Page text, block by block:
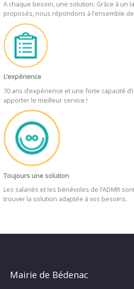
A chaque besoin, une solution. Grâce à un
proposés, nous répondons à l’ensemble
L’expérience
70 ans d’expérience et une forte capacité
apporter le meilleur service !
Toujours une solution
Les salariés et les bénévoles de l’ADMR
trouver la solution adaptée à vos besoins.
Mairie de Bédenac